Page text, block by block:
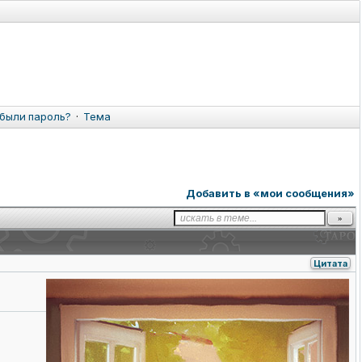
пароль? · Тема
Добавить в «мои сообщения»
Цитата